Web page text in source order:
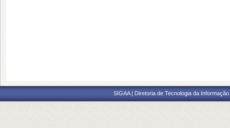
SIGAA | Diretoria de Tecnologia da